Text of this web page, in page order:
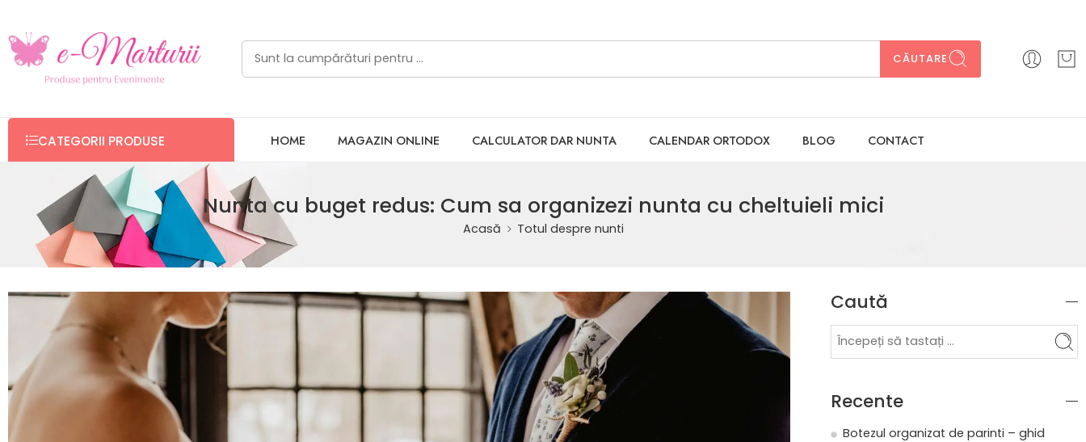
CĂUTARE
CATEGORII PRODUSE HOME MAGAZIN ONLINE CALCULATOR DAR NUNTA CALENDAR ORTODOX BLOG CONTACT
Nunta cu buget redus: Cum sa organizezi nunta cu cheltuieli mici
Acasă Totul despre nunti
Caută
Recente
Botezul organizat de parinti – ghid